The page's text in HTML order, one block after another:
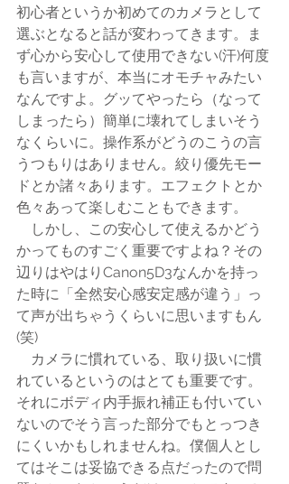
初心者というか初めてのカメラとして
選ぶとなると話が変わってきます。ま
ず心から安心して使用できない(汗)何度
も言いますが、本当にオモチャみたい
なんですよ。グッてやったら（なって
しまったら）簡単に壊れてしまいそう
なくらいに。操作系がどうのこうの言
うつもりはありません。絞り優先モー
ドとか諸々あります。エフェクトとか
色々あって楽しむこともできます。
しかし、この安心して使えるかどう
かってものすごく重要ですよね？その
辺りはやはりCanon5D3なんかを持っ
た時に「全然安心感安定感が違う」っ
て声が出ちゃうくらいに思いますもん
(笑)
カメラに慣れている、取り扱いに慣
れているというのはとても重要です。
それにボディ内手振れ補正も付いてい
ないのでそう言った部分でもとっつき
にくいかもしれませんね。僕個人とし
てはそこは妥協できる点だったので問